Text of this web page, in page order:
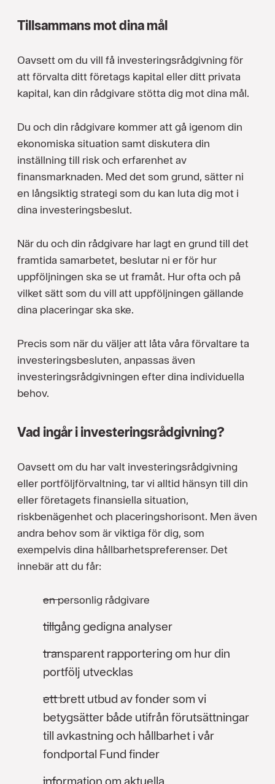
Tillsammans mot dina mål
Oavsett om du vill få investeringsrådgivning för
att förvalta ditt företags kapital eller ditt privata
kapital, kan din rådgivare stötta dig mot dina mål.
Du och din rådgivare kommer att gå igenom din
ekonomiska situation samt diskutera din
inställning till risk och erfarenhet av
finansmarknaden. Med det som grund, sätter ni
en långsiktig strategi som du kan luta dig mot i
dina investeringsbeslut.
När du och din rådgivare har lagt en grund till det
framtida samarbetet, beslutar ni er för hur
uppföljningen ska se ut framåt. Hur ofta och på
vilket sätt som du vill att uppföljningen gällande
dina placeringar ska ske.
Precis som när du väljer att låta våra förvaltare ta
investeringsbesluten, anpassas även
investeringsrådgivningen efter dina individuella
behov.
Vad ingår i investeringsrådgivning?
Oavsett om du har valt investeringsrådgivning
eller portföljförvaltning, tar vi alltid hänsyn till din
eller företagets finansiella situation,
riskbenägenhet och placeringshorisont. Men även
andra behov som är viktiga för dig, som
exempelvis dina hållbarhetspreferenser. Det
innebär att du får:
en personlig rådgivare
tillgång gedigna analyser
transparent rapportering om hur din
portfölj utvecklas
ett brett utbud av fonder som vi
betygsätter både utifrån förutsättningar
till avkastning och hållbarhet i vår
fondportal Fund finder
information om aktuella